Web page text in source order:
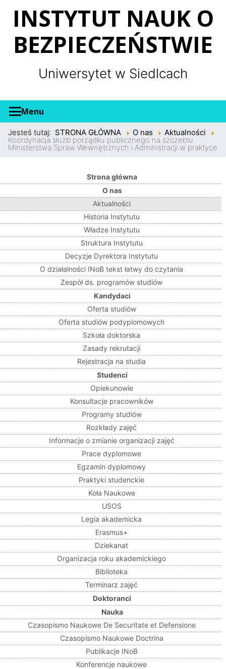
INSTYTUT NAUK O
BEZPIECZEŃSTWIE
Uniwersytet w Siedlcach
Menu
Jesteś tutaj: STRONA GŁÓWNA O nas Aktualności
Koordynacja służb porządku publicznego na szczeblu
Ministerstwa Spraw Wewnętrznych i Administracji w praktyce
Strona główna
O nas
Aktualności
Historia Instytutu
Władze Instytutu
Struktura Instytutu
Decyzje Dyrektora Instytutu
O działalności INoB tekst łatwy do czytania
Zespół ds. programów studiów
Kandydaci
Oferta studiów
Oferta studiów podyplomowych
Szkoła doktorska
Zasady rekrutacji
Rejestracja na studia
Studenci
Opiekunowie
Konsultacje pracowników
Programy studiów
Rozkłady zajęć
Informacje o zmianie organizacji zajęć
Prace dyplomowe
Egzamin dyplomowy
Praktyki studenckie
Koła Naukowe
USOS
Legia akademicka
Erasmus+
Dziekanat
Organizacja roku akademickiego
Biblioteka
Terminarz zajęć
Doktoranci
Nauka
Czasopismo Naukowe De Securitate et Defensione
Czasopismo Naukowe Doctrina
Publikacje INoB
Konferencje naukowe